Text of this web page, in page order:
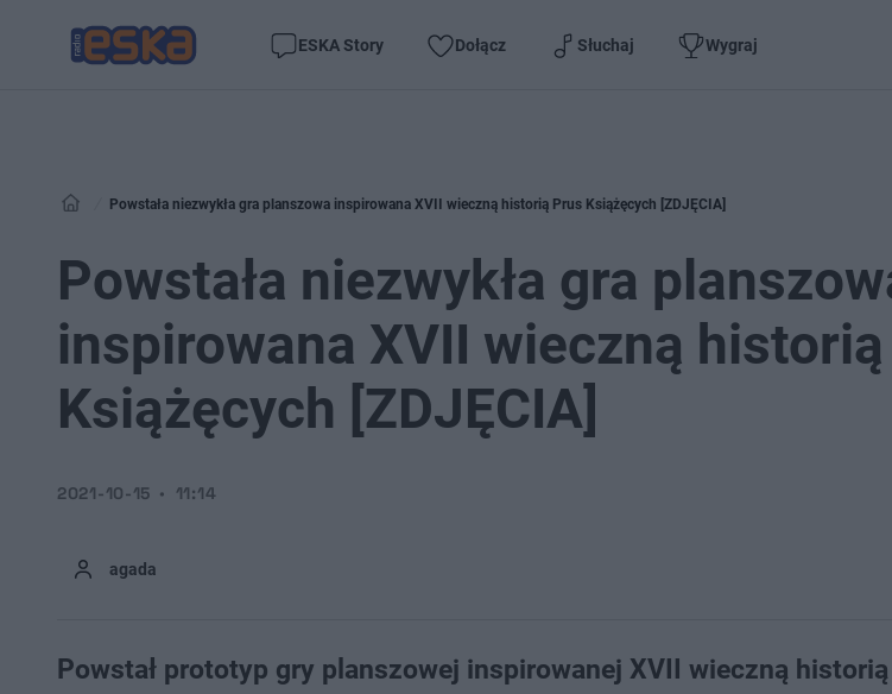
ESKA Story Dołącz Słuchaj Wygraj
Powstała niezwykła gra planszowa inspirowana XVII wieczną historią Prus Książęcych [ZDJĘCIA]
Powstała niezwykła gra
inspirowana XVII wieczną
Książęcych [ZDJĘCIA]
agada
2021-10-15 11:14
Powstał prototyp gry planszowej inspirowanej XVII wieczną